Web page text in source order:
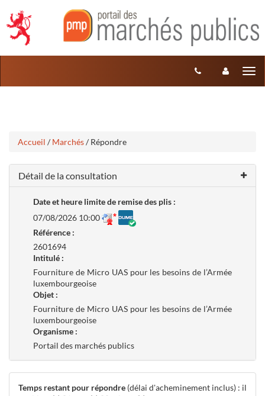
contenu
Accueil / Marchés/ Répondre
Détail de la consultation
Date et heure limite de remise des plis :
07/08/2026 10:00
Référence :
2601694
Intitulé :
Fourniture de Micro UAS pour les besoins de l’Armée
luxembourgeoise
Objet :
Fourniture de Micro UAS pour les besoins de l’Armée
luxembourgeoise
Organisme :
Portail des marchés publics
Temps restant pour répondre (délai d'acheminement inclus) : il